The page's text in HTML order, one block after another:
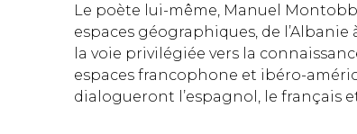
Le poète lui-même, Manuel
espaces géographiques, de
la voie privilégiée vers la
espaces francophone et ibéro-
dialogueront l’espagnol, le français